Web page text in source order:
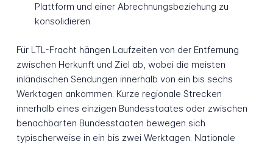
Plattform und einer Abrechnungsbeziehung zu
konsolidieren
Für LTL-Fracht hängen Laufzeiten von der Entfernung
zwischen Herkunft und Ziel ab, wobei die meisten
inländischen Sendungen innerhalb von ein bis sechs
Werktagen ankommen. Kurze regionale Strecken
innerhalb eines einzigen Bundesstaates oder zwischen
benachbarten Bundesstaaten bewegen sich
typischerweise in ein bis zwei Werktagen. Nationale